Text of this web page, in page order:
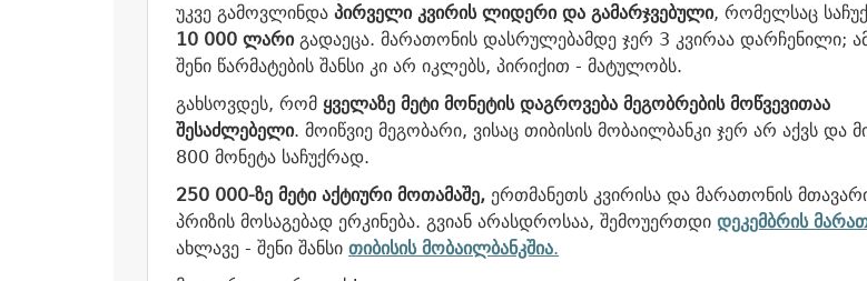
უკვე გამოვლინდა პირველი კვირის ლიდერი და გამარჯვებული, რომელსაც
10 000 ლარიგადაეცა. მარათონის დასრულებამდე ჯერ 3 კვირაა დარჩენილი;
შენი წარმატების შანსი კი არ იკლებს, პირიქით - მატულობს.
გახსოვდეს, რომ ყველაზე მეტი მონეტის დაგროვება მეგობრების მოწვევითაა
შესაძლებელი. მოიწვიე მეგობარი, ვისაც თიბისის მობაილბანკი ჯერ არ აქვს და
800 მონეტა საჩუქრად.
250 000-ზე მეტი აქტიური მოთამაშე, ერთმანეთს კვირისა და მარათონის
პრიზის მოსაგებად ერკინება. გვიან არასდროსაა, შემოუერთდი დეკემბრის
ახლავე - შენი შანსი თიბისის მობაილბანკშია.